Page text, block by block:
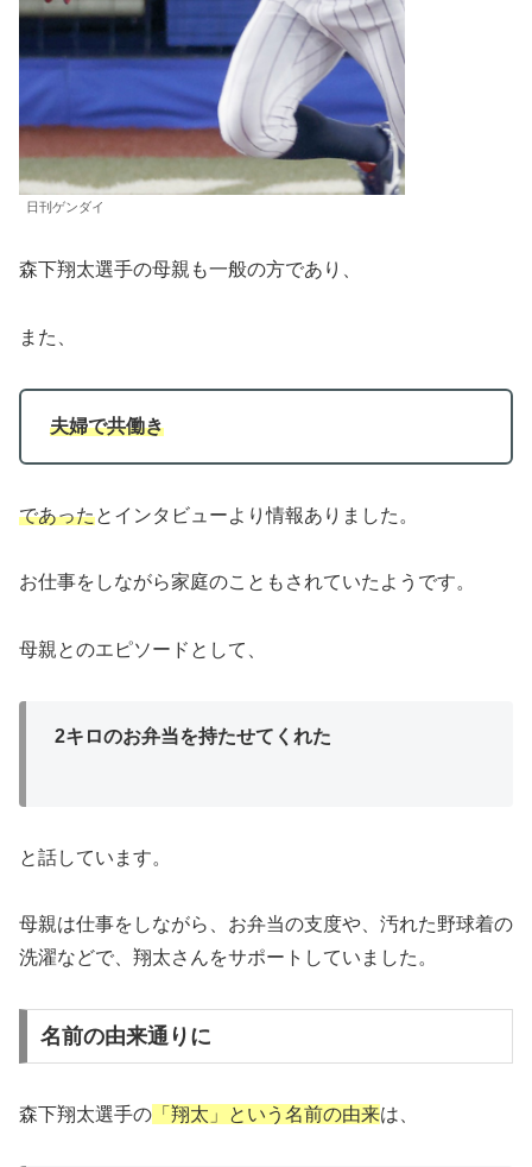
日刊ゲンダイ
森下翔太選手の母親も一般の方であり、
また、
夫婦で共働き
であったとインタビューより情報ありました。
お仕事をしながら家庭のこともされていたようです。
母親とのエピソードとして、
2キロのお弁当を持たせてくれた
と話しています。
母親は仕事をしながら、お弁当の支度や、汚れた野球着の
洗濯などで、翔太さんをサポートしていました。
名前の由来通りに
森下翔太選手の 「翔太」という名前の由来は、